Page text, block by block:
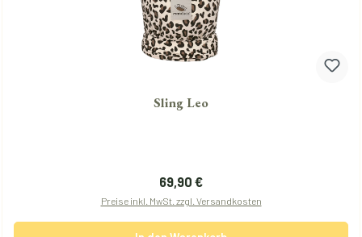
Sling Leo
Regulärer Preis:
69,90 €
Preise inkl. MwSt. zzgl. Versandkosten